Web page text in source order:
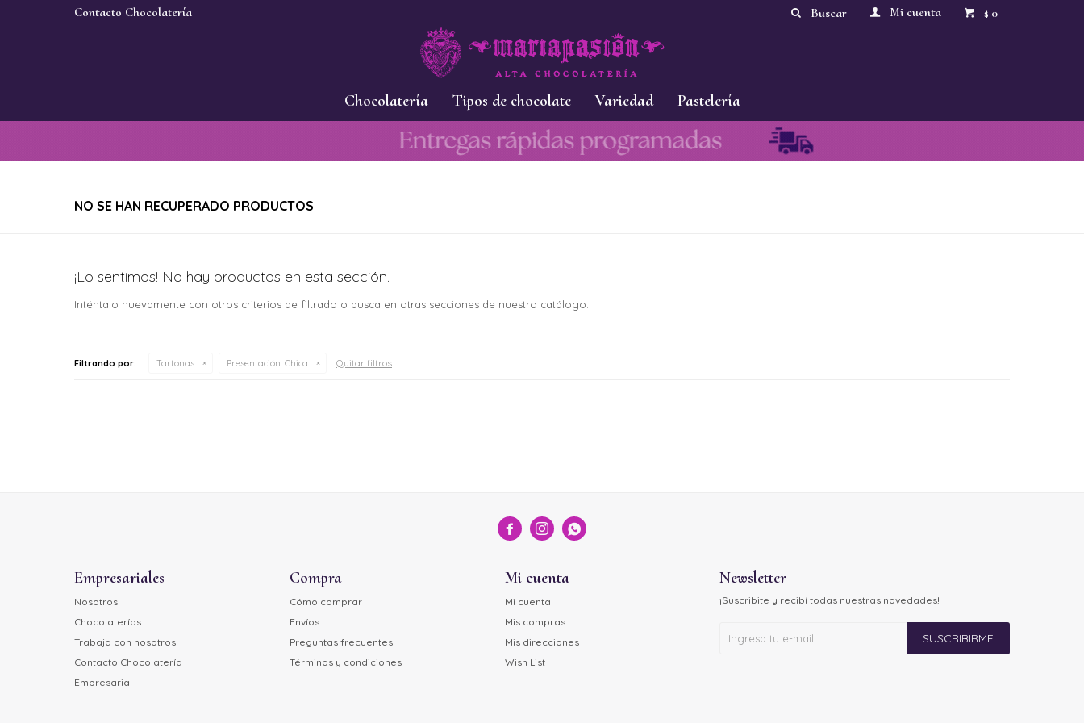
Chocolatería Tipos de chocolate Variedad Pastelería
$ 0
Contacto Chocolatería
NO SE HAN RECUPERADO PRODUCTOS
¡Lo sentimos! No hay productos en esta sección.
Inténtalo nuevamente con otros criterios de filtrado o busca en otras secciones de nuestro catálogo.
Filtrando por: Tartonas Presentación: Chica Quitar filtros
  
Empresariales
Nosotros
Chocolaterías
Trabaja con nosotros
Contacto Chocolatería
Empresarial
Compra
Cómo comprar
Envíos
Preguntas frecuentes
Términos y condiciones
Mi cuenta
Mi cuenta
Mis compras
Mis direcciones
Wish List
Newsletter
¡Suscribite y recibí todas nuestras novedades!
SUSCRIBIRME